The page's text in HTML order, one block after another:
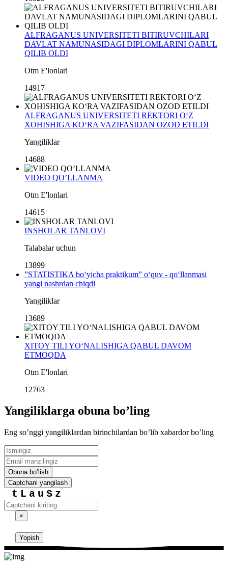
ALFRAGANUS UNIVERSITETI BITIRUVCHILARI
DAVLAT NAMUNASIDAGI DIPLOMLARINI QABUL
QILIB OLDI
Otm E'lonlari
14917
ALFRAGANUS UNIVERSITETI REKTORI O‘Z
XOHISHIGA KO‘RA VAZIFASIDAN OZOD ETILDI
Yangiliklar
14688
VIDEO QO’LLANMA
Otm E'lonlari
14615
INSHOLAR TANLOVI
Talabalar uchun
13899
”STATISTIKA bo‘yicha praktikum” o‘quv - qo‘llanmasi
yangi nashrdan chiqdi
Yangiliklar
13689
XITOY TILI YO‘NALISHIGA QABUL DAVOM
ETMOQDA
Otm E'lonlari
12763
Yangiliklarga obuna boʼling
Eng soʼnggi yangiliklardan birinchilardan boʼlib xabardor boʼling
Obuna boʼlish
Captchani yangilash
tLauSz
×
Yopish